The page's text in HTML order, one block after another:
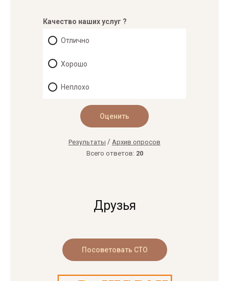
Качество наших услуг ?
Отлично
Хорошо
Неплохо
Результаты / Архив опросов
Всего ответов: 20
Друзья